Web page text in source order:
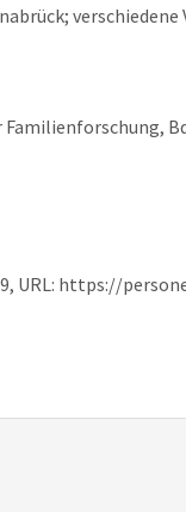
URL: https://